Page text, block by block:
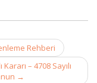
Rehberi
– 4708 Sayılı
→